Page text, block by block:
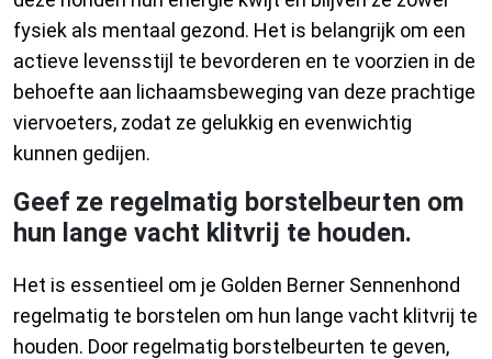
fysiek als mentaal gezond. Het is belangrijk om een ​​
actieve levensstijl te bevorderen en te voorzien in de
behoefte aan lichaamsbeweging van deze prachtige
viervoeters, zodat ze gelukkig en evenwichtig
kunnen gedijen.
Geef ze regelmatig borstelbeurten om
hun lange vacht klitvrij te houden.
Het is essentieel om je Golden Berner Sennenhond
regelmatig te borstelen om hun lange vacht klitvrij te
houden. Door regelmatig borstelbeurten te geven,